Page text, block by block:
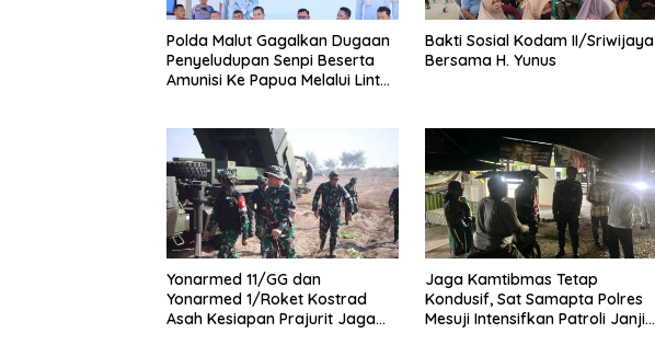
Polda Malut Gagalkan Dugaan
Penyeludupan Senpi Beserta
Amunisi Ke Papua Melalui Lintas
Bakti Sosial Kodam II/Sriwijaya
Bersama H. Yunus
Yonarmed 11/GG dan
Yonarmed 1/Roket Kostrad
Asah Kesiapan Prajurit Jaga
Jaga Kamtibmas Tetap
Kondusif, Sat Samapta Polres
Mesuji Intensifkan Patroli Janji